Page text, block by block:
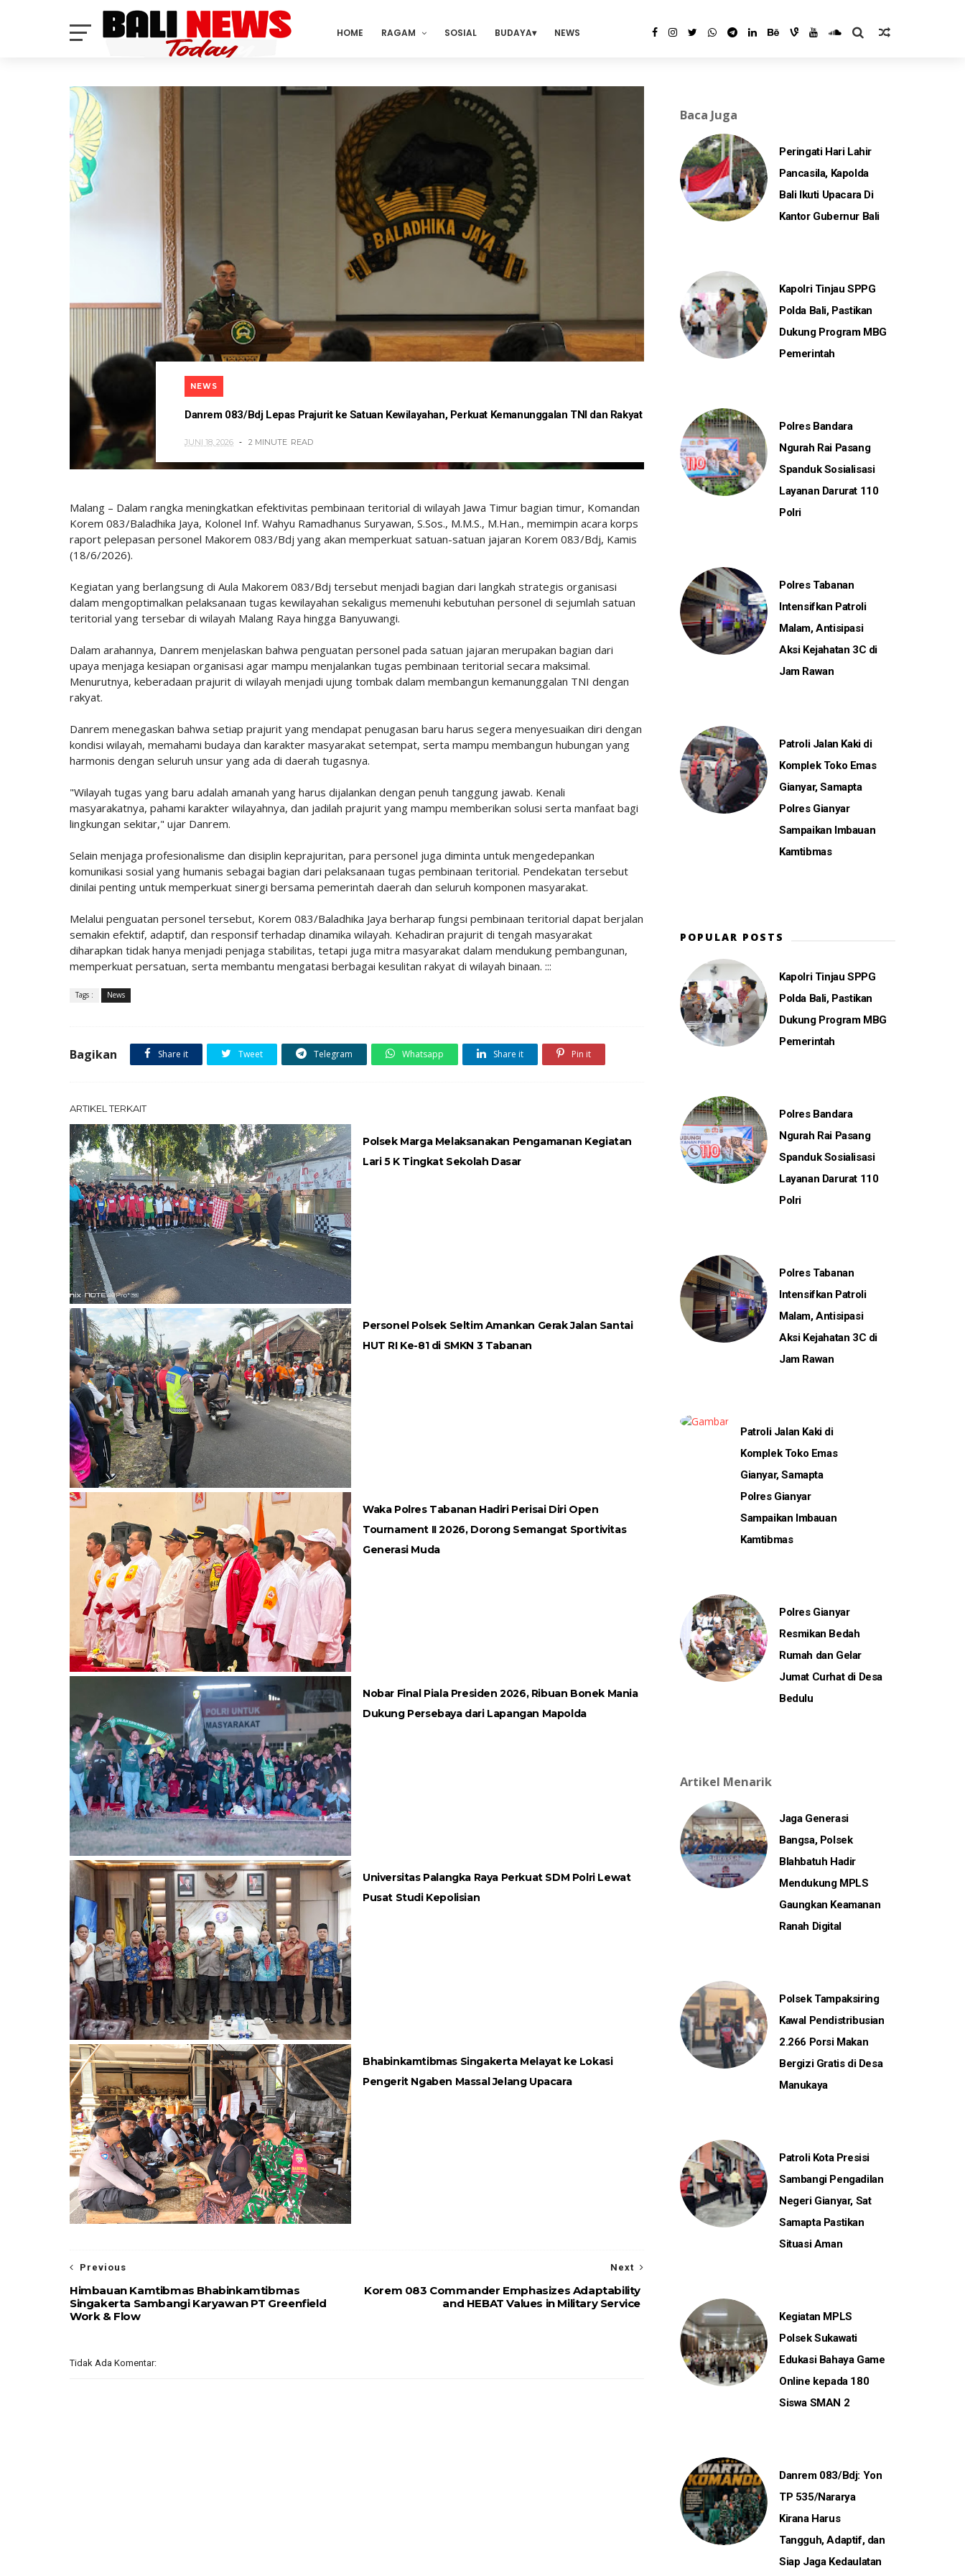
HOME RAGAM SOSIAL BUDAYA NEWS
NEWS
Danrem 083/Bdj Lepas Prajurit ke Satuan Kewilayahan, Perkuat Kemanunggalan TNI dan Rakyat
JUNI 18, 2026 2 MINUTE READ
Malang – Dalam rangka meningkatkan efektivitas pembinaan teritorial di wilayah Jawa Timur bagian timur, Komandan
Korem 083/Baladhika Jaya, Kolonel Inf. Wahyu Ramadhanus Suryawan, S.Sos., M.M.S., M.Han., memimpin acara korps
raport pelepasan personel Makorem 083/Bdj yang akan memperkuat satuan-satuan jajaran Korem 083/Bdj, Kamis
(18/6/2026).
Kegiatan yang berlangsung di Aula Makorem 083/Bdj tersebut menjadi bagian dari langkah strategis organisasi
dalam mengoptimalkan pelaksanaan tugas kewilayahan sekaligus memenuhi kebutuhan personel di sejumlah satuan
teritorial yang tersebar di wilayah Malang Raya hingga Banyuwangi.
Dalam arahannya, Danrem menjelaskan bahwa penguatan personel pada satuan jajaran merupakan bagian dari
upaya menjaga kesiapan organisasi agar mampu menjalankan tugas pembinaan teritorial secara maksimal.
Menurutnya, keberadaan prajurit di wilayah menjadi ujung tombak dalam membangun kemanunggalan TNI dengan
rakyat.
Danrem menegaskan bahwa setiap prajurit yang mendapat penugasan baru harus segera menyesuaikan diri dengan
kondisi wilayah, memahami budaya dan karakter masyarakat setempat, serta mampu membangun hubungan yang
harmonis dengan seluruh unsur yang ada di daerah tugasnya.
"Wilayah tugas yang baru adalah amanah yang harus dijalankan dengan penuh tanggung jawab. Kenali
masyarakatnya, pahami karakter wilayahnya, dan jadilah prajurit yang mampu memberikan solusi serta manfaat bagi
lingkungan sekitar," ujar Danrem.
Selain menjaga profesionalisme dan disiplin keprajuritan, para personel juga diminta untuk mengedepankan
komunikasi sosial yang humanis sebagai bagian dari pelaksanaan tugas pembinaan teritorial. Pendekatan tersebut
dinilai penting untuk memperkuat sinergi bersama pemerintah daerah dan seluruh komponen masyarakat.
Melalui penguatan personel tersebut, Korem 083/Baladhika Jaya berharap fungsi pembinaan teritorial dapat berjalan
semakin efektif, adaptif, dan responsif terhadap dinamika wilayah. Kehadiran prajurit di tengah masyarakat
diharapkan tidak hanya menjadi penjaga stabilitas, tetapi juga mitra masyarakat dalam mendukung pembangunan,
memperkuat persatuan, serta membantu mengatasi berbagai kesulitan rakyat di wilayah binaan. :::
Tags : News
Bagikan Share it Tweet Telegram Whatsapp Share it Pin it
ARTIKEL TERKAIT
Polsek Marga Melaksanakan Pengamanan Kegiatan
Lari 5 K Tingkat Sekolah Dasar
Personel Polsek Seltim Amankan Gerak Jalan Santai
HUT RI Ke-81 di SMKN 3 Tabanan
Waka Polres Tabanan Hadiri Perisai Diri Open
Tournament II 2026, Dorong Semangat Sportivitas
Generasi Muda
Nobar Final Piala Presiden 2026, Ribuan Bonek Mania
Dukung Persebaya dari Lapangan Mapolda
Universitas Palangka Raya Perkuat SDM Polri Lewat
Pusat Studi Kepolisian
Bhabinkamtibmas Singakerta Melayat ke Lokasi
Pengerit Ngaben Massal Jelang Upacara
Next
Korem 083 Commander Emphasizes Adaptability
and HEBAT Values in Military Service
Previous
Himbauan Kamtibmas Bhabinkamtibmas
Singakerta Sambangi Karyawan PT Greenfield
Work & Flow
Tidak Ada Komentar:
Baca Juga
Peringati Hari Lahir
Pancasila, Kapolda
Bali Ikuti Upacara Di
Kantor Gubernur Bali
Kapolri Tinjau SPPG
Polda Bali, Pastikan
Dukung Program MBG
Pemerintah
Polres Bandara
Ngurah Rai Pasang
Spanduk Sosialisasi
Layanan Darurat 110
Polri
Polres Tabanan
Intensifkan Patroli
Malam, Antisipasi
Aksi Kejahatan 3C di
Jam Rawan
Patroli Jalan Kaki di
Komplek Toko Emas
Gianyar, Samapta
Polres Gianyar
Sampaikan Imbauan
Kamtibmas
POPULAR POSTS
Kapolri Tinjau SPPG
Polda Bali, Pastikan
Dukung Program MBG
Pemerintah
Polres Bandara
Ngurah Rai Pasang
Spanduk Sosialisasi
Layanan Darurat 110
Polri
Polres Tabanan
Intensifkan Patroli
Malam, Antisipasi
Aksi Kejahatan 3C di
Jam Rawan
Patroli Jalan Kaki di
Komplek Toko Emas
Gianyar, Samapta
Polres Gianyar
Sampaikan Imbauan
Kamtibmas
Polres Gianyar
Resmikan Bedah
Rumah dan Gelar
Jumat Curhat di Desa
Bedulu
Artikel Menarik
Jaga Generasi
Bangsa, Polsek
Blahbatuh Hadir
Mendukung MPLS
Gaungkan Keamanan
Ranah Digital
Polsek Tampaksiring
Kawal Pendistribusian
2.266 Porsi Makan
Bergizi Gratis di Desa
Manukaya
Patroli Kota Presisi
Sambangi Pengadilan
Negeri Gianyar, Sat
Samapta Pastikan
Situasi Aman
Kegiatan MPLS
Polsek Sukawati
Edukasi Bahaya Game
Online kepada 180
Siswa SMAN 2
Danrem 083/Bdj: Yon
TP 535/Nararya
Kirana Harus
Tangguh, Adaptif, dan
Siap Jaga Kedaulatan